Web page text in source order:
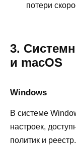
потери
3.
и macOS
Windows
В системе
настроек,
политик и реестр.